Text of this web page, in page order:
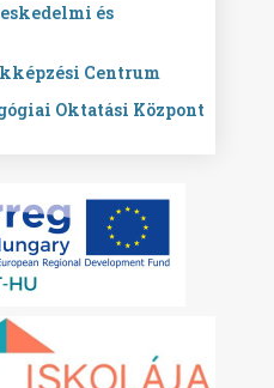
és
Centrum
Oktatási Központ